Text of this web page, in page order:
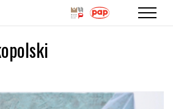
Przejdź
do